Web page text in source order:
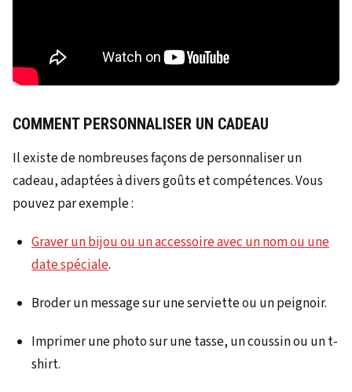
COMMENT PERSONNALISER UN CADEAU
Il existe de nombreuses façons de personnaliser un
cadeau, adaptées à divers goûts et compétences. Vous
pouvez par exemple :
Graver un bijou ou un accessoire avec un nom ou une
date spéciale.
Broder un message sur une serviette ou un peignoir.
Imprimer une photo sur une tasse, un coussin ou un t-
shirt.